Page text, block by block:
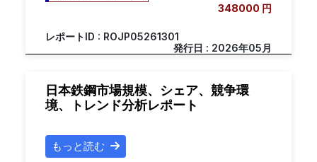
348000 円
レポートID : ROJP05261301
発行日 : 2026年05月
日本鉄鋼市場規模、シェア、競争環
境、トレンド分析レポート
もっと読む